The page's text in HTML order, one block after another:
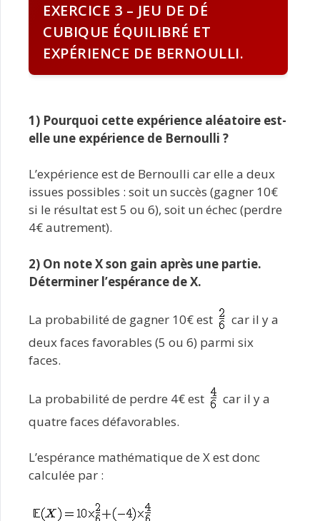
EXERCICE 3 – JEU DE DÉ
CUBIQUE ÉQUILIBRÉ ET
EXPÉRIENCE DE BERNOULLI.
1) Pourquoi cette expérience aléatoire est-
elle une expérience de Bernoulli ?
L’expérience est de Bernoulli car elle a deux
issues possibles : soit un succès (gagner 10€
si le résultat est 5 ou 6), soit un échec (perdre
4€ autrement).
2) On note X son gain après une partie.
Déterminer l’espérance de X.
La probabilité de gagner 10€ est
car il y a
deux faces favorables (5 ou 6) parmi six
faces.
La probabilité de perdre 4€ est
car il y a
quatre faces défavorables.
L’espérance mathématique de X est donc
calculée par :